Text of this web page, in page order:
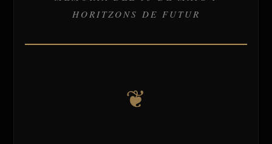
HORITZONS DE FUTUR
❦